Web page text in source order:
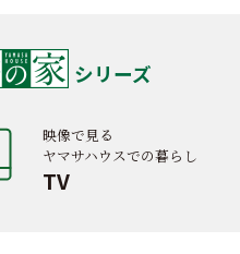
シリーズ
映像で見る
ヤマサハウスでの暮らし
TV